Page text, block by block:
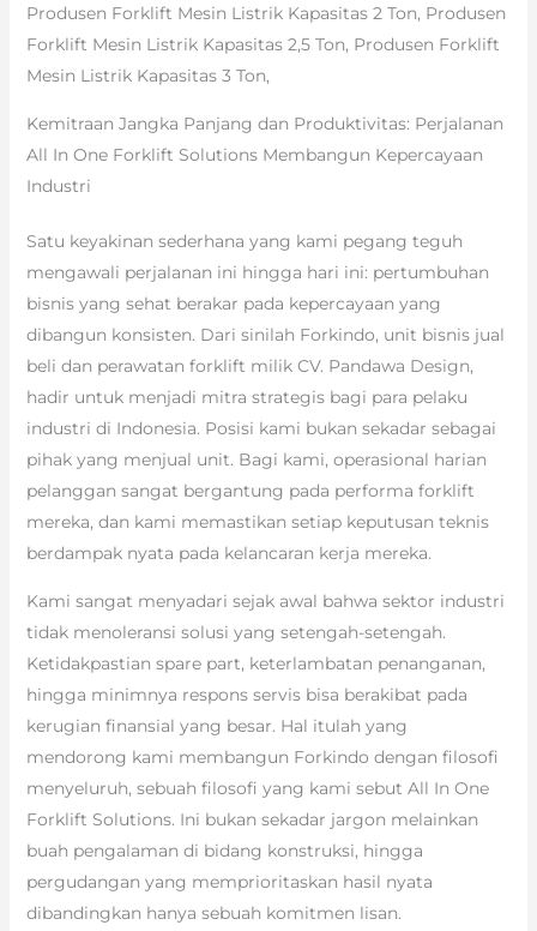
Produsen Forklift Mesin Listrik Kapasitas 2 Ton, Produsen
Forklift Mesin Listrik Kapasitas 2,5 Ton, Produsen Forklift
Mesin Listrik Kapasitas 3 Ton,
Kemitraan Jangka Panjang dan Produktivitas: Perjalanan
All In One Forklift Solutions Membangun Kepercayaan
Industri
Satu keyakinan sederhana yang kami pegang teguh
mengawali perjalanan ini hingga hari ini: pertumbuhan
bisnis yang sehat berakar pada kepercayaan yang
dibangun konsisten. Dari sinilah Forkindo, unit bisnis jual
beli dan perawatan forklift milik CV. Pandawa Design,
hadir untuk menjadi mitra strategis bagi para pelaku
industri di Indonesia. Posisi kami bukan sekadar sebagai
pihak yang menjual unit. Bagi kami, operasional harian
pelanggan sangat bergantung pada performa forklift
mereka, dan kami memastikan setiap keputusan teknis
berdampak nyata pada kelancaran kerja mereka.
Kami sangat menyadari sejak awal bahwa sektor industri
tidak menoleransi solusi yang setengah-setengah.
Ketidakpastian spare part, keterlambatan penanganan,
hingga minimnya respons servis bisa berakibat pada
kerugian finansial yang besar. Hal itulah yang
mendorong kami membangun Forkindo dengan filosofi
menyeluruh, sebuah filosofi yang kami sebut All In One
Forklift Solutions. Ini bukan sekadar jargon melainkan
buah pengalaman di bidang konstruksi, hingga
pergudangan yang memprioritaskan hasil nyata
dibandingkan hanya sebuah komitmen lisan.